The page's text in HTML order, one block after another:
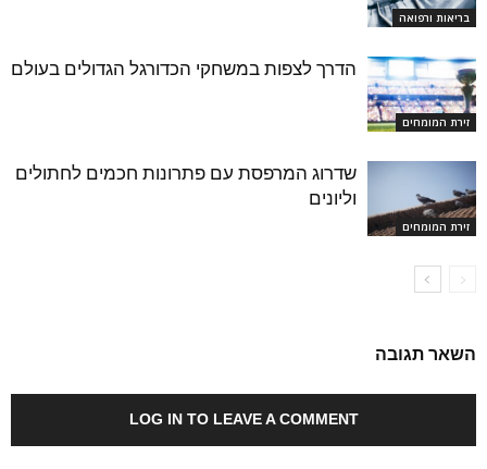
בריאות ורפואה
זירת המומחים
הדרך לצפות במשחקי הכדורגל הגדולים בעולם
זירת המומחים
שדרוג המרפסת עם פתרונות חכמים לחתולים
וליונים
השאר תגובה
LOG IN TO LEAVE A COMMENT